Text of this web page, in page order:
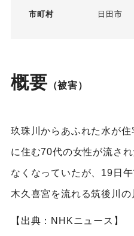
市町村 日田市
概要 （被害）
玖珠川からあふれた水が
に住む70代の女性が流さ
なくなっていたが、19日
木久喜宮を流れる筑後川の
【出典：NHKニュース】